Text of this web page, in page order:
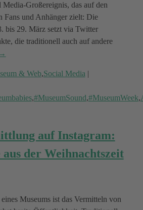
Großereignis, das auf den
Fans und Anhänger zielt: Die
bis 29. März setzt via Twitter
die traditionell auch auf andere
& Web,Social Media |
,#MuseumSound,#MuseumWeek,
auf Instagram:
der Weihnachtszeit
Museums ist das Vermitteln von